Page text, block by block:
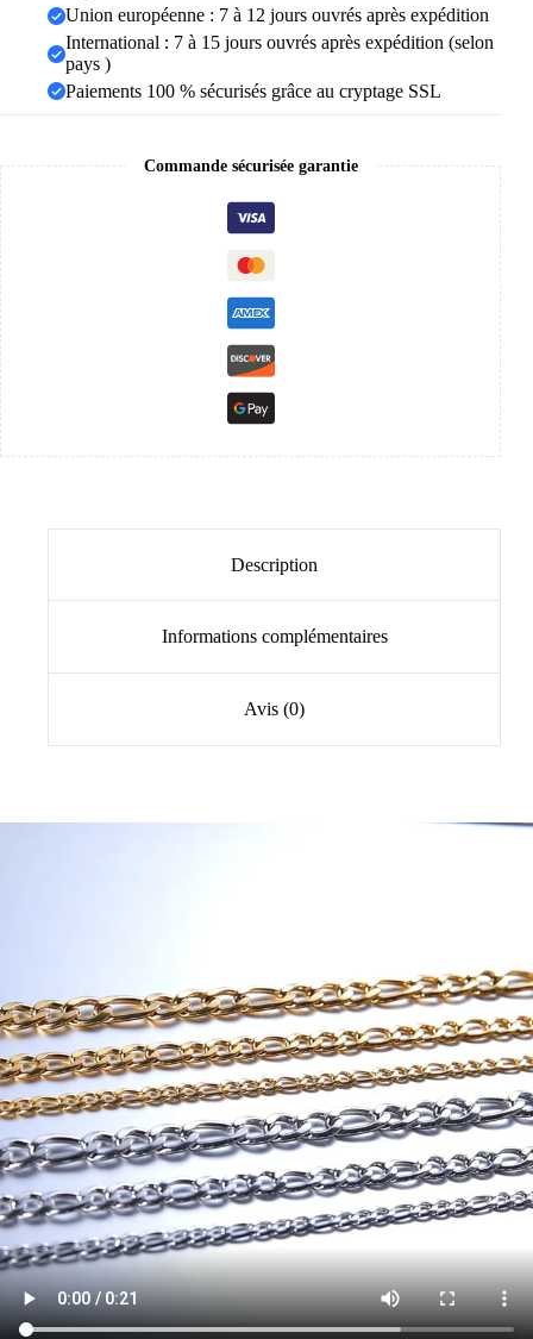
Bracelets
Pulsera
Hombre
nouveau
Union européenne : 7 à 12 jours ouvrés après expédition
International : 7 à 15 jours ouvrés après expédition (selon
pays )
Paiements 100 % sécurisés grâce au cryptage SSL
Commande sécurisée garantie
Description
Informations complémentaires
Avis (0)